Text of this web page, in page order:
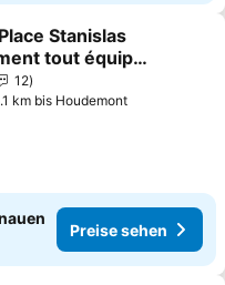
hinzufügen
Stanislas
tout équipé
12
km bis Houdemont
Preise sehen